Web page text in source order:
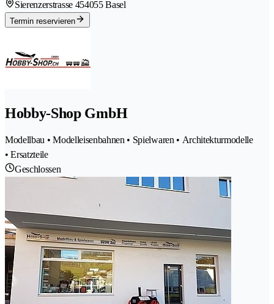
Sierenzerstrasse 454055 Basel
Termin reservieren
Hobby-Shop GmbH
Modellbau • Modelleisenbahnen • Spielwaren • Architekturmodelle
• Ersatzteile
Geschlossen